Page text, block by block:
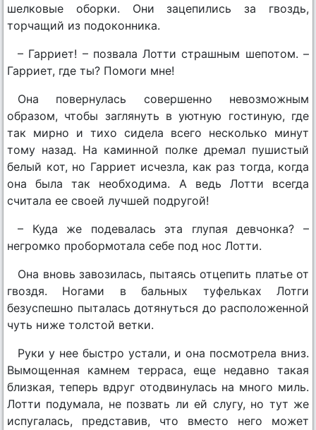
шелковые оборки. Они зацепились за гвоздь,
торчащий из подоконника.
– Гарриет! – позвала Лотти страшным шепотом. –
Гарриет, где ты? Помоги мне!
Она повернулась совершенно невозможным
образом, чтобы заглянуть в уютную гостиную, где
так мирно и тихо сидела всего несколько минут
тому назад. На каминной полке дремал пушистый
белый кот, но Гарриет исчезла, как раз тогда, когда
она была так необходима. А ведь Лотти всегда
считала ее своей лучшей подругой!
– Куда же подевалась эта глупая девчонка? –
негромко пробормотала себе под нос Лотти.
Она вновь завозилась, пытаясь отцепить платье от
гвоздя. Ногами в бальных туфельках Лотги
безуспешно пыталась дотянуться до расположенной
чуть ниже толстой ветки.
Руки у нее быстро устали, и она посмотрела вниз.
Вымощенная камнем терраса, еще недавно такая
близкая, теперь вдруг отодвинулась на много миль.
Лотти подумала, не позвать ли ей слугу, но тут же
испугалась, представив, что вместо него может